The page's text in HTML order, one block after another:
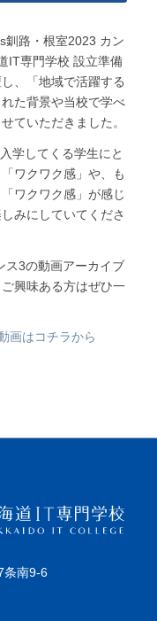
釧路・根室2023 カン
IT専門学校 設立準備
、「地域で活躍する
た背景や当校で学べ
ていただきました。
学してくる学生にと
ワクワク感」や、も
ワクワク感」が感じ
みにしていてくださ
ス3の動画アーカイブ
興味ある方はぜひ一
画はコチラから
条南9-6